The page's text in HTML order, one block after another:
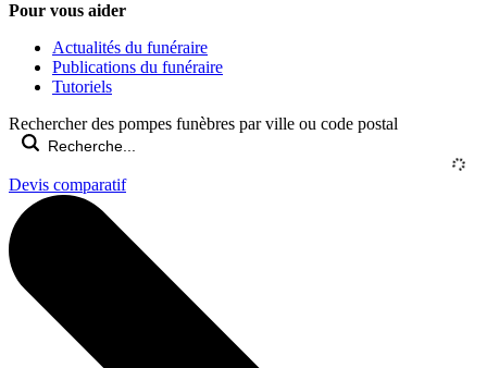
Pour vous aider
Actualités du funéraire
Publications du funéraire
Tutoriels
Rechercher des pompes funèbres par ville ou code postal
Devis comparatif